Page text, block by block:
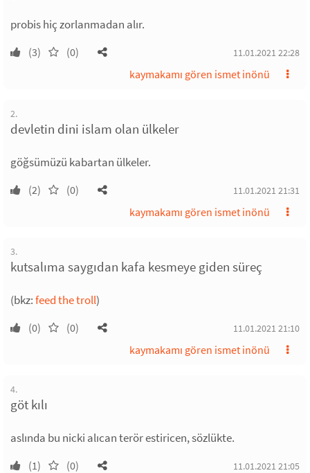
probis hiç zorlanmadan alır.
(3) (0) 11.01.2021 22:28
kaymakamı gören ismet inönü
2.
devletin dini islam olan ülkeler
göğsümüzü kabartan ülkeler.
(2) (0) 11.01.2021 21:31
kaymakamı gören ismet inönü
3.
kutsalıma saygıdan kafa kesmeye giden süreç
(bkz:feed the troll)
(0) (0) 11.01.2021 21:10
kaymakamı gören ismet inönü
4.
göt kılı
aslında bu nicki alıcan terör estiricen, sözlükte.
(1) (0) 11.01.2021 21:05